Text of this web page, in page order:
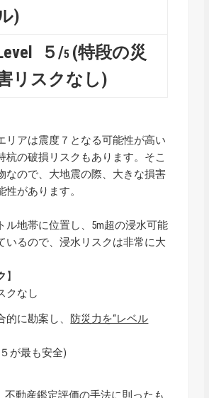
)
５/5 (特段の災
リスクなし)
リアは震度７となる可能性が高い
杭の破損リスクもあります。そこ
なので、大地震の際、大きな損害
性があります。
ル地帯に位置し、5m超の浸水可能
いるので、浸水リスクは非常に大
】
クなし
に勘案し、 防災力を“レベル
が最も安全)
不動産鑑定評価の手法に則ったも